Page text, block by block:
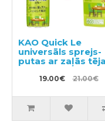
KAO Quick Le
universāls sprejs-
putas ar zaļās
aromātu 300ml +
pildviela 250ml
19.00€ 21.00€